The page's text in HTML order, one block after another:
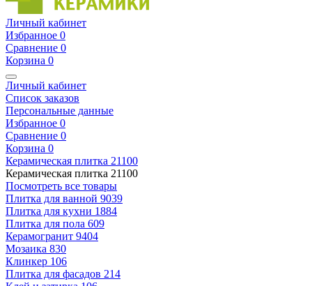
Личный кабинет
Избранное 0
Сравнение 0
Корзина 0
Личный кабинет
Список заказов
Персональные данные
Избранное 0
Сравнение 0
Корзина 0
Керамическая плитка 21100
Керамическая плитка 21100
Посмотреть все товары
Плитка для ванной 9039
Плитка для кухни 1884
Плитка для пола 609
Керамогранит 9404
Мозаика 830
Клинкер 106
Плитка для фасадов 214